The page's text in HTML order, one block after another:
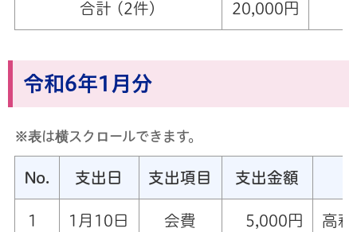
合計 (2件) 20,000円
令和6年1月分
※表は横スクロールできます。
No. 支出日 支出項目 支出金額
1 1月10日 会費 5,000円 高